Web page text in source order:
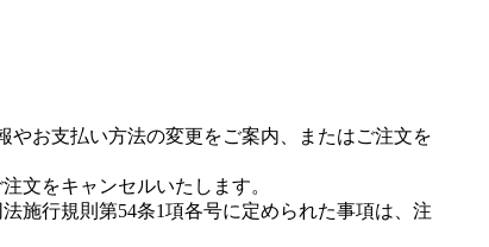
お支払い方法の変更をご案内、またはご注文を
文をキャンセルいたします。
施行規則第54条1項各号に定められた事項は、注